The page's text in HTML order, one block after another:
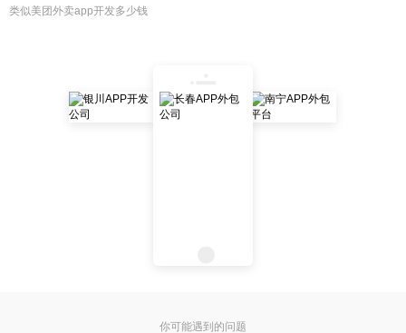
类似美团外卖app开发多少钱
你可能遇到的问题